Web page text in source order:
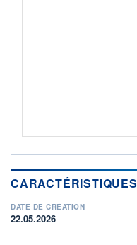
CARACTÉRISTIQUES
DATE DE CRÉATION
22.05.2026